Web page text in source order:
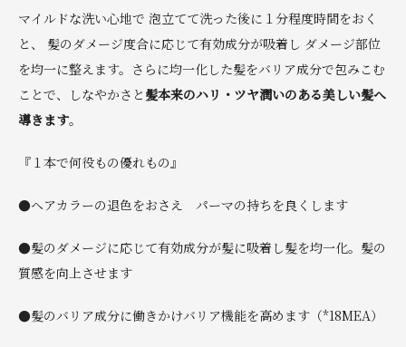
マイルドな洗い心地で 泡立てて洗った後に１分程度時間をおく
と、 髪のダメージ度合に応じて有効成分が吸着し ダメージ部位
を均一に整えます。さらに均一化した髪をバリア成分で包みこむ
ことで、しなやかさと 髪本来のハリ・ツヤ潤いのある美しい髪へ
導きます。
『１本で何役もの優れもの』
●ヘアカラーの退色をおさえ パーマの持ちを良くします
●髪のダメージに応じて有効成分が髪に吸着し髪を均一化。髪の
質感を向上させます
●髪のバリア成分に働きかけバリア機能を高めます（*18MEA）